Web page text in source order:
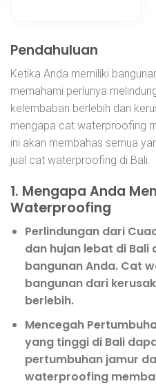
Pendahuluan
Ketika Anda memiliki
memahami perlunya
kelembaban berlebih dan
mengapa cat waterproofing
ini akan membahas semua
jual cat waterproofing di Bali.
1. Mengapa Anda
Waterproofing
Perlindungan dari
dan hujan lebat di
bangunan Anda. Cat
bangunan dari
berlebih.
Mencegah
yang tinggi di Bali
pertumbuhan jamur
waterproofing